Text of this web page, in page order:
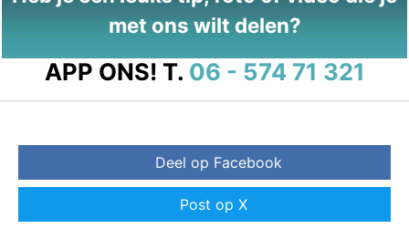
met ons wilt delen?
APP ONS! T. 06 - 574 71 321
Deel op Facebook
Post op X